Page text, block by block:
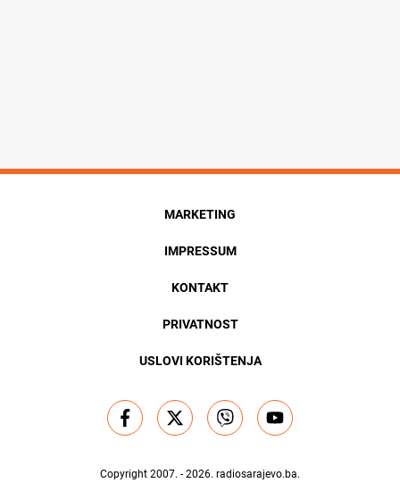
MARKETING
IMPRESSUM
KONTAKT
PRIVATNOST
USLOVI KORIŠTENJA
Copyright 2007. - 2026. radiosarajevo.ba.